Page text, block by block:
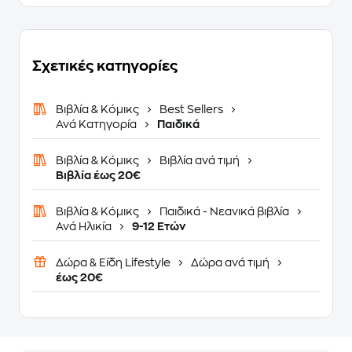
Σχετικές κατηγορίες
Βιβλία & Κόμικς
Best Sellers
Ανά Κατηγορία
Παιδικά
Βιβλία & Κόμικς
Βιβλία ανά τιμή
Βιβλία έως 20€
Βιβλία & Κόμικς
Παιδικά - Νεανικά βιβλία
Ανά Ηλικία
9-12 Ετών
Δώρα & Είδη Lifestyle
Δώρα ανά τιμή
έως 20€